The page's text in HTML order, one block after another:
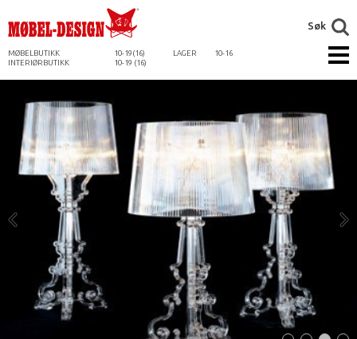
MØBELBUTIKK 10-19(16) LAGER
10-16
INTERIØRBUTIKK
10-19 (16)
Søk